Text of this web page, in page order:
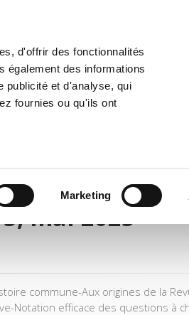
d'offrir des fonctionnalités
également des informations
publicité et d'analyse, qui
fournies ou qu'ils ont
Marketing
Politics
mai 2025
commune-Aux origines de la
Notation efficace des questions à